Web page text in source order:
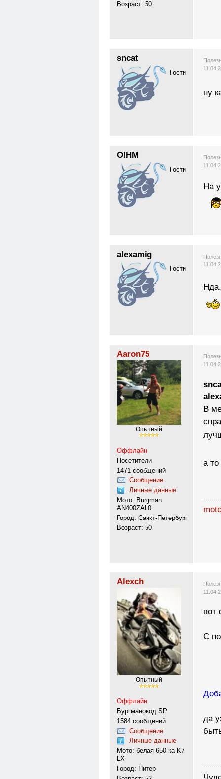
Возраст: 50
sncat
Гости
ну
OlHM
Гости
На
alexamig
Гости
Aaron75
Опытный
Оффлайн
Посетители
1471 сообщений
Сообщение
Личные данные
Мото: Burgman
AN400ZAL0
Город: Санкт-Петербург
Возраст: 50
В
а то
Alexch
Опытный
Оффлайн
Бургмановод SP
1584 сообщений
Сообщение
Личные данные
Мото: белая 650-ка K7
LX
Город: Питер
вот
С
да